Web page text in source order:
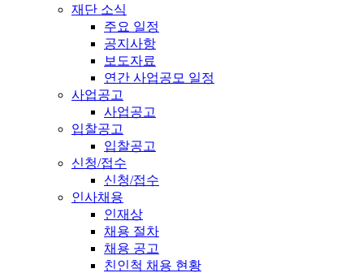
재단 소식
주요 일정
공지사항
보도자료
연간 사업공모 일정
사업공고
사업공고
입찰공고
입찰공고
신청/접수
신청/접수
인사채용
인재상
채용 절차
채용 공고
친인척 채용 현황